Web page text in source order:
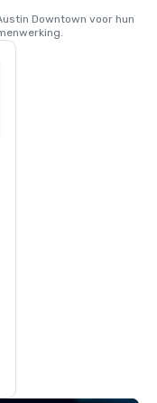
Downtown voor hun